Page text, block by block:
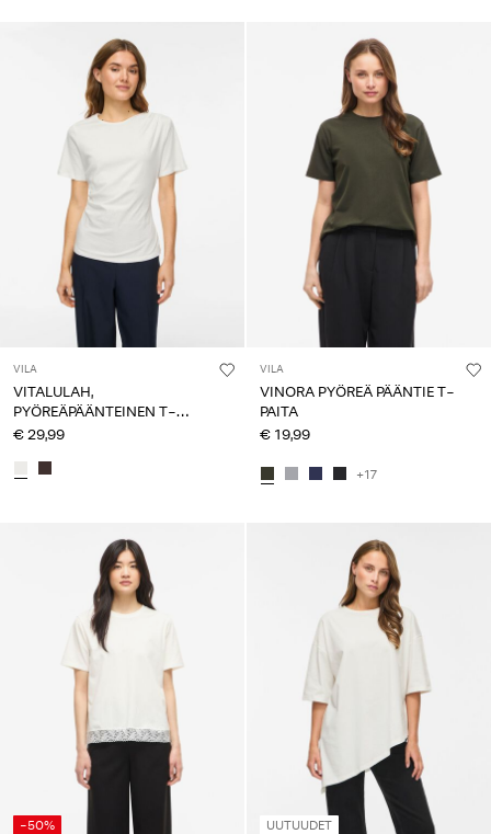
VILA
VITALULAH,
PYÖREÄPÄÄNTEINEN T-
PAITA
€ 29,99
VILA
VINORA PYÖREÄ PÄÄNTIE T-
PAITA
€ 19,99
+17
-50% UUTUUDET